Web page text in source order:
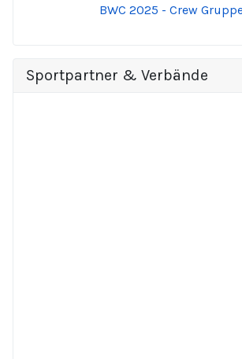
BWC 2025 - Crew
Sportpartner & Verbände